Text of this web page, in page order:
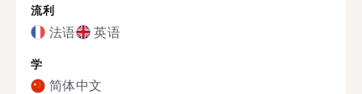
流利
法语 英语
学
简体中文